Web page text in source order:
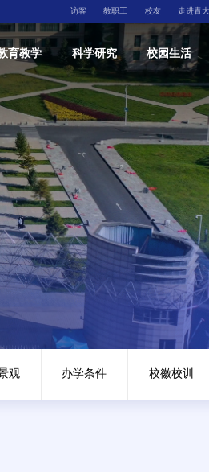
访客 教职工 校友 走进青大
育教学 科学研究 校园生活
观 办学条件 校徽校训